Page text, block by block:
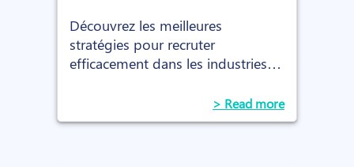
Découvrez les meilleures
stratégies pour recruter
efficacement dans les industries
défis uniques du recrutement
dans ces secteurs en pleine
> Read more